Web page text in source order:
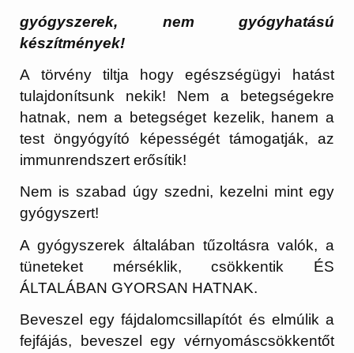
gyógyszerek, nem gyógyhatású
készítmények!
A törvény tiltja hogy egészségügyi hatást
tulajdonítsunk nekik! Nem a betegségekre
hatnak, nem a betegséget kezelik, hanem a
test öngyógyító képességét támogatják, az
immunrendszert erősítik!
Nem is szabad úgy szedni, kezelni mint egy
gyógyszert!
A gyógyszerek általában tűzoltásra valók, a
tüneteket mérséklik, csökkentik ÉS
ÁLTALÁBAN GYORSAN HATNAK.
Beveszel egy fájdalomcsillapítót és elmúlik a
fejfájás, beveszel egy vérnyomáscsökkentőt